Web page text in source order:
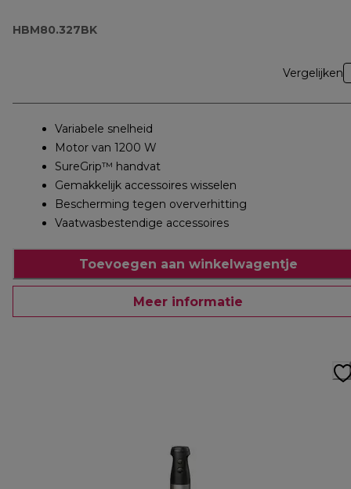
HBM80.327BK
Vergelijken
Variabele snelheid
Motor van 1200 W
SureGrip™ handvat
Gemakkelijk accessoires wisselen
Bescherming tegen oververhitting
Vaatwasbestendige accessoires
Toevoegen aan winkelwagentje
Meer informatie